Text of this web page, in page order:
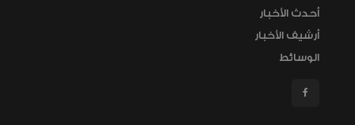
أحدث الأخبار
أرشيف الأخبار
الوسائط